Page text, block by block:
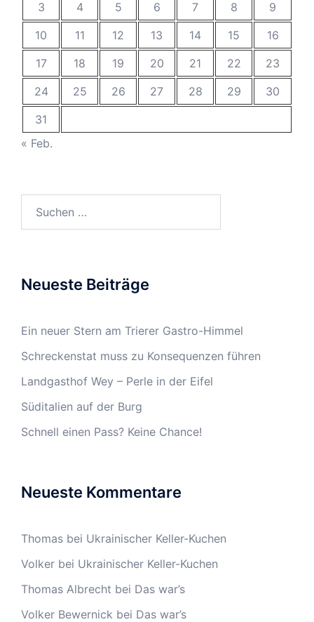
3 4 5 6 7 8
9
10
11 12 13 14 15
16
17
18 19 20 21 22
23
24
25 26 27 28 29
30
31
« Feb.
Neueste Beiträge
Ein neuer Stern am Trierer Gastro-Himmel
Schreckenstat muss zu Konsequenzen führen
Landgasthof Wey – Perle in der Eifel
Süditalien auf der Burg
Schnell einen Pass? Keine Chance!
Neueste Kommentare
Thomas bei Ukrainischer Keller-Kuchen
Volker bei Ukrainischer Keller-Kuchen
Thomas Albrecht bei Das war’s
Volker Bewernick bei Das war’s